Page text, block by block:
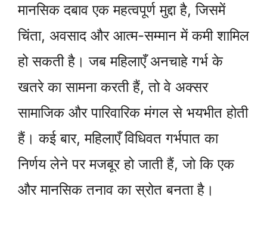
मानसिक दबाव एक महत्वपूर्ण मुद्दा है, जिसमें
चिंता, अवसाद और आत्म-सम्मान में कमी शामिल
हो सकती है। जब महिलाएँ अनचाहे गर्भ के
खतरे का सामना करती हैं, तो वे अक्सर
सामाजिक और पारिवारिक मंगल से भयभीत होती
हैं। कई बार, महिलाएँ विधिवत गर्भपात का
निर्णय लेने पर मजबूर हो जाती हैं, जो कि एक
और मानसिक तनाव का स्रोत बनता है।